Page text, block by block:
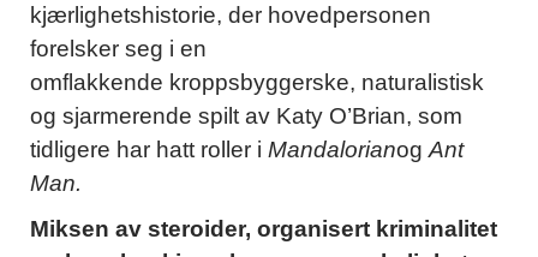
kjærlighetshistorie, der hovedpersonen
forelsker seg i en
omflakkende kroppsbyggerske, naturalistisk
og sjarmerende spilt av Katy O’Brian, som
tidligere har hatt roller i Mandalorianog Ant
Man.
Miksen av steroider, organisert kriminalitet